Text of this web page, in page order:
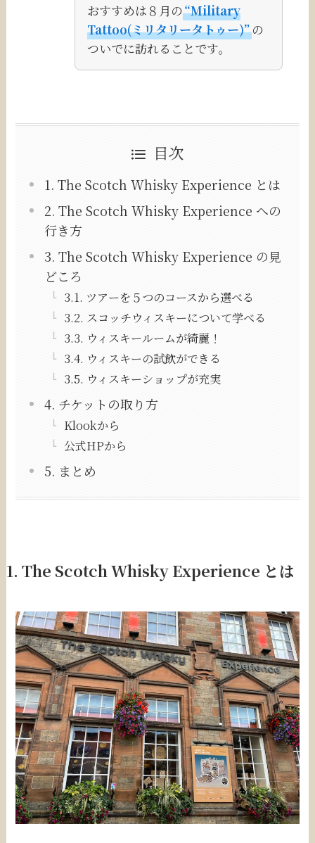
おすすめは８月の“Military
Tattoo(ミリタリータトゥー)”の
ついでに訪れることです。
目次
1. The Scotch Whisky Experience とは
2. The Scotch Whisky Experience への
行き方
3. The Scotch Whisky Experience の見
どころ
3.1. ツアーを５つのコースから選べる
3.2. スコッチウィスキーについて学べる
3.3. ウィスキールームが綺麗！
3.4. ウィスキーの試飲ができる
3.5. ウィスキーショップが充実
4. チケットの取り方
Klookから
公式HPから
5. まとめ
1. The Scotch Whisky Experience とは